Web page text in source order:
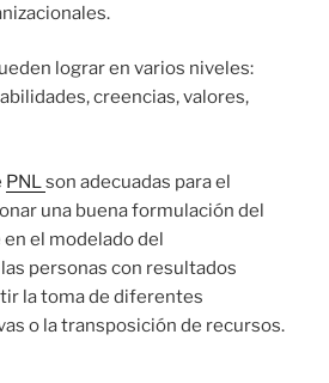
lograr en varios niveles:
creencias, valores,
PNLson adecuadas para el
una buena formulación del
el modelado del
personas con resultados
la toma de diferentes
o la transposición de recursos.